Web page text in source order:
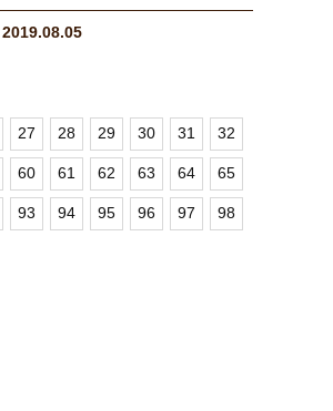
2019.08.05
27 28 29 30 31 32
60 61 62 63 64 65
93 94 95 96 97 98